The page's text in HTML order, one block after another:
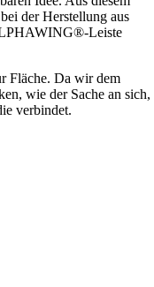
der Herstellung aus
Leiste
Fläche.Da wir dem
wie der Sache an sich,
verbindet.